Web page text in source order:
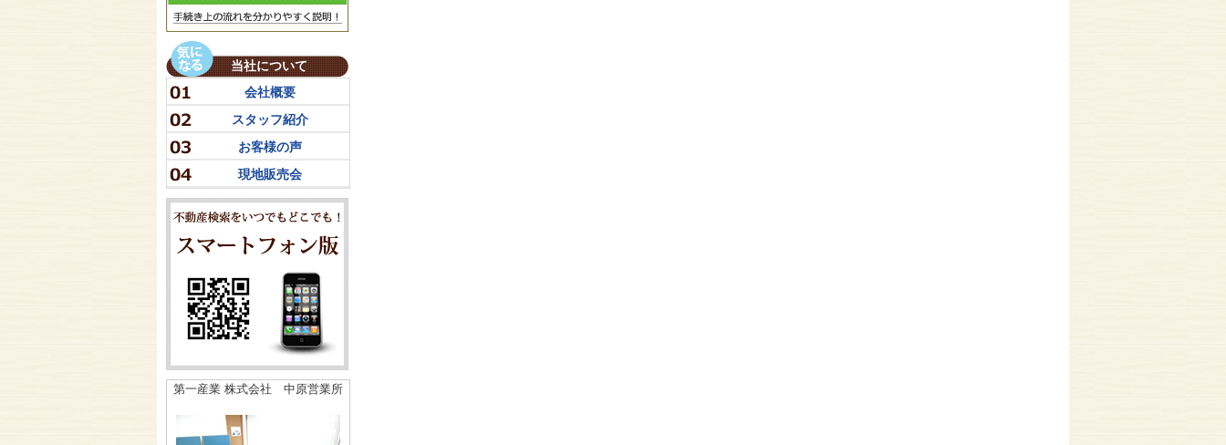
当社について
会社概要
スタッフ紹介
お客様の声
現地販売会
第一産業 株式会社 中原営業所